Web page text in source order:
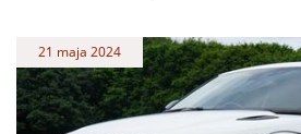
21 maja 2024